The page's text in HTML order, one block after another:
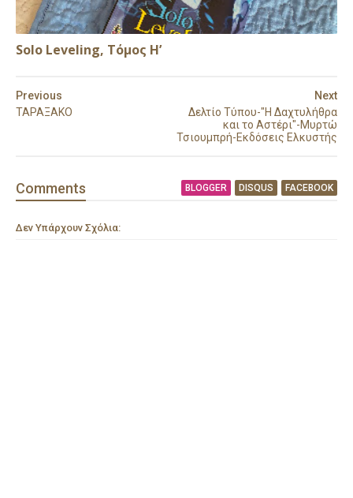
Solo Leveling, Τόμος Η’
Next
Δελτίο Τύπου-"Η Δαχτυλήθρα
και το Αστέρι"-Μυρτώ
Τσιουμπρή-Εκδόσεις Ελκυστής
Previous
ΤΑΡΑΞΑΚΟ
Comments BLOGGER DISQUS FACEBOOK
Δεν Υπάρχουν Σχόλια: